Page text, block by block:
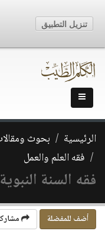
الرئيسية بحوث
فقه العلم والعمل
فقه السنة النبوية
أضف للمفضلة
تنزيل التطبيق